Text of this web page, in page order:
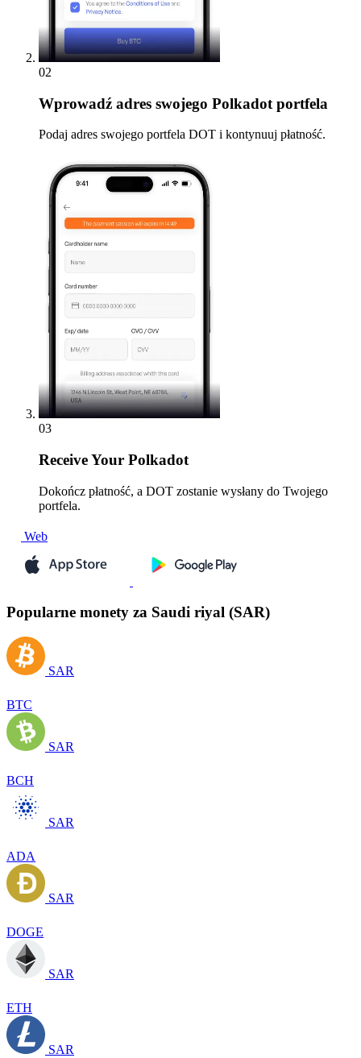
02
Wprowadź adres swojego Polkadot portfela
Podaj adres swojego portfela DOT i kontynuuj płatność.
03
ReceiveYour Polkadot
Dokończ płatność, a DOT zostanie wysłany do Twojego
portfela.
Web
Popularne monety za Saudi riyal (SAR)
SAR
BTC
SAR
BCH
SAR
ADA
SAR
DOGE
SAR
ETH
SAR